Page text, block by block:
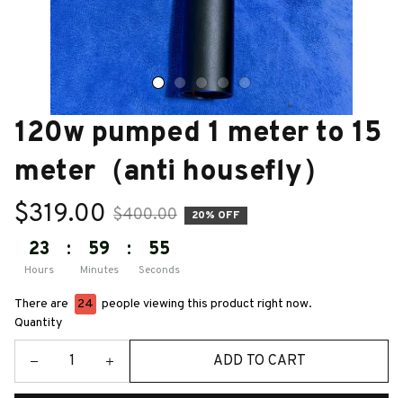
120w pumped 1 meter to 15
meter（anti housefly）
$319.00 $400.00 20% OFF
23
Hours
: 59
Minutes
: 54
Seconds
There are 26
people viewing this product right now.
Quantity
ADD TO CART